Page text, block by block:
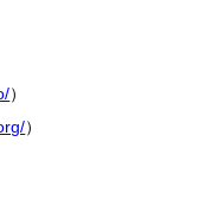
）
）